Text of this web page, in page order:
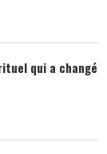
qui a changé